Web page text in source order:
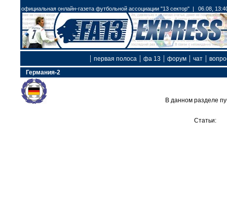
официальная онлайн-газета футбольной ассоциации "13 сектор" | 06.08,
| первая полоса | фа 13 | форум | чат |
Германия-2
В данном разделе
Статьи: